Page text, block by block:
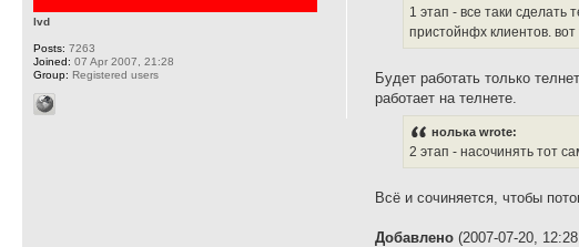
1 этап - все таки
пристойнфх клиентов. вот
Будет работать только
работает на телнете.
нолька wrote:
2 этап - насочинять тот
Всё и сочиняется, чтобы
Добавлено (2007-07-20,
lvd
Posts: 7263
Joined: 07 Apr 2007, 21:28
Group: Registered users